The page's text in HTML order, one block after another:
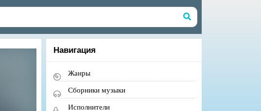
Навигация
Жанры
Сборники музыки
Исполнители